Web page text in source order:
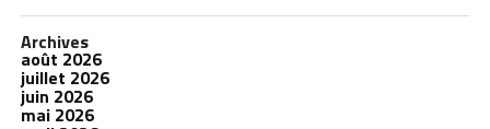
Archives
août 2026
juillet 2026
juin 2026
mai 2026